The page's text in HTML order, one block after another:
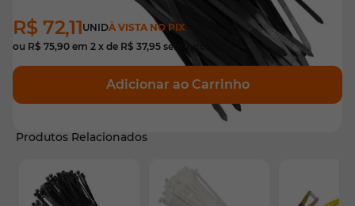
R$ 72,11UNIDÀ VISTA NO PIX
ou R$ 75,90 em 2 x de R$ 37,95 sem juros
Adicionar ao Carrinho
Produtos Relacionados
É possível navegar pelos elementos do carrossel
Pressione para pular o carrossel
Pressione para ir para a navegação em carrossel